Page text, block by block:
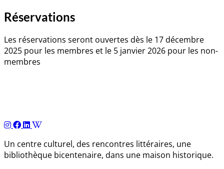
Réservations
Les réservations seront ouvertes dès le 17 décembre
2025 pour les membres et le 5 janvier 2026 pour les non-
membres
Un centre culturel, des rencontres littéraires, une
bibliothèque bicentenaire, dans une maison historique.